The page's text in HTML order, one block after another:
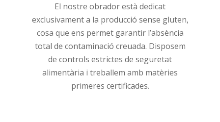
El nostre obrador està dedicat
exclusivament a la producció sense gluten,
cosa que ens permet garantir l’absència
total de contaminació creuada. Disposem
de controls estrictes de seguretat
alimentària i treballem amb matèries
primeres certificades.